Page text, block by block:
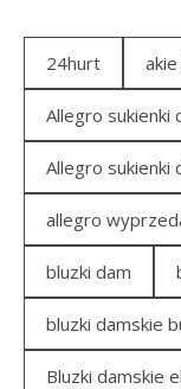
24hurt
Allegro sukienki
Allegro sukienki
allegro
bluzki dam
bluzki damskie
Bluzki damskie